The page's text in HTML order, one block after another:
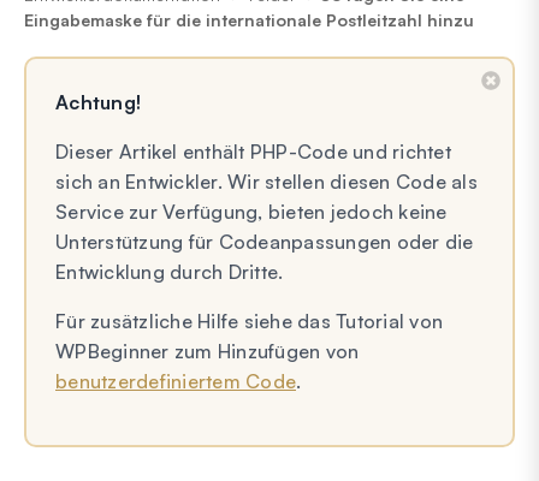
Eingabemaske für die internationale Postleitzahl hinzu
Achtung!
Dieser Artikel enthält PHP-Code und richtet
sich an Entwickler. Wir stellen diesen Code als
Service zur Verfügung, bieten jedoch keine
Unterstützung für Codeanpassungen oder die
Entwicklung durch Dritte.
Für zusätzliche Hilfe siehe das Tutorial von
WPBeginner zum Hinzufügen von
benutzerdefiniertem Code.